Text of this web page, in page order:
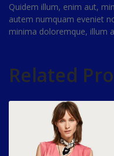
Quidem illum, enim aut,
autem numquam eveniet
minima doloremque, illum
Related